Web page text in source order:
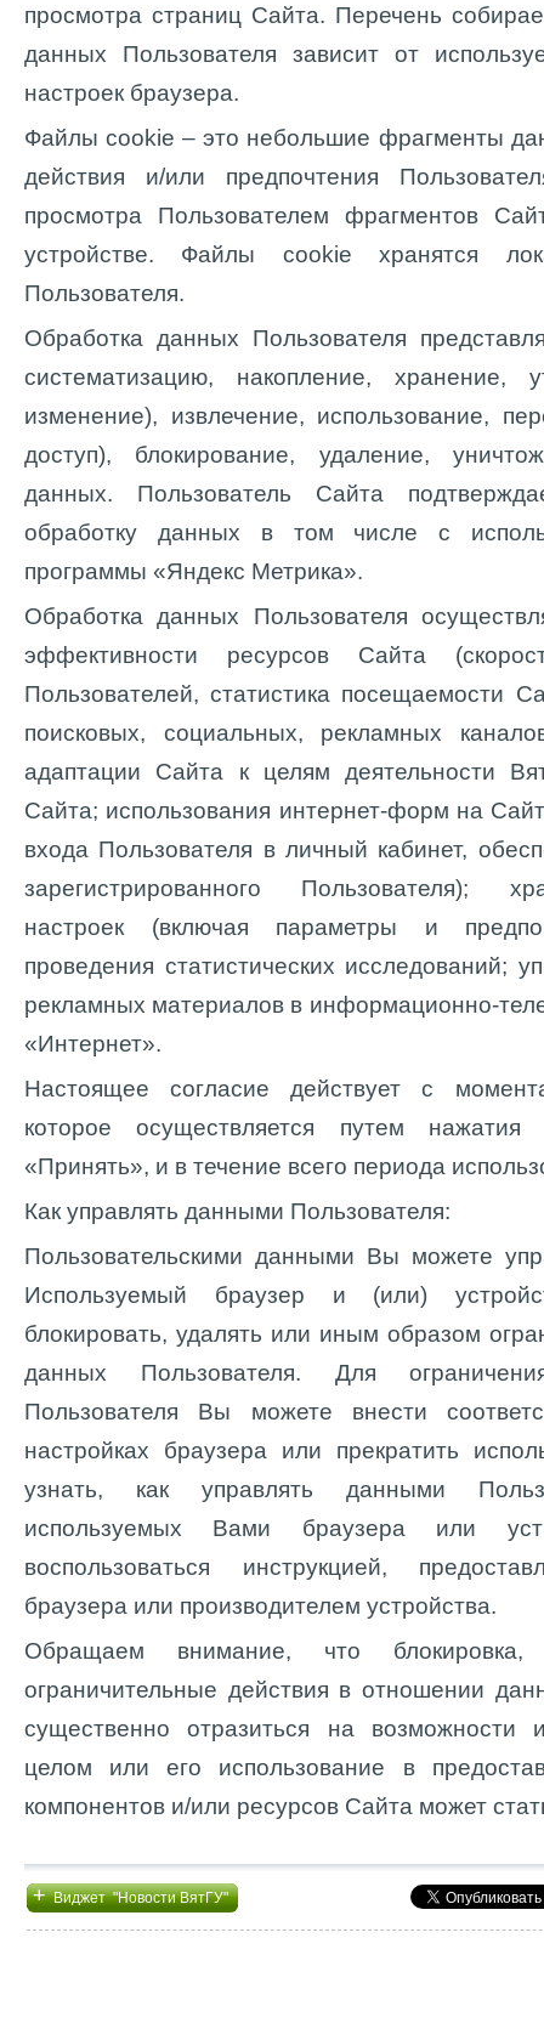
просмотра страниц Сайта. Перечень
данных Пользователя зависит от
настроек браузера.
Файлы cookie – это небольшие фрагменты
действия и/или предпочтения
просмотра Пользователем фрагментов
устройстве. Файлы cookie хранятся
Пользователя.
Обработка данных Пользователя
систематизацию, накопление, хранение,
изменение), извлечение, использование,
доступ), блокирование, удаление,
данных. Пользователь Сайта
обработку данных в том числе с
программы «Яндекс Метрика».
Обработка данных Пользователя
эффективности ресурсов Сайта
Пользователей, статистика посещаемости
поисковых, социальных, рекламных
адаптации Сайта к целям деятельности
Сайта; использования интернет-форм на
входа Пользователя в личный кабинет,
зарегистрированного Пользователя);
настроек (включая параметры и
проведения статистических исследований;
рекламных материалов в информационно-
«Интернет».
Настоящее согласие действует с
которое осуществляется путем нажатия
«Принять», и в течение всего периода
Как управлять данными Пользователя:
Пользовательскими данными Вы можете
Используемый браузер и (или)
блокировать, удалять или иным образом
данных Пользователя. Для
Пользователя Вы можете внести
настройках браузера или прекратить
узнать, как управлять данными
используемых Вами браузера или
воспользоваться инструкцией,
браузера или производителем устройства.
Обращаем внимание, что
ограничительные действия в отношении
существенно отразиться на возможности
целом или его использование в
компонентов и/или ресурсов Сайта может
+Виджет "Новости ВятГУ"